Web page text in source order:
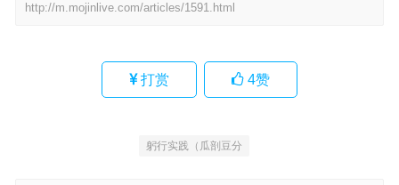
http://m.mojinlive.com/articles/1591.html
打赏 4赞
躬行实践（瓜剖豆分